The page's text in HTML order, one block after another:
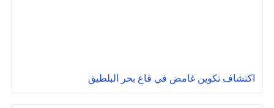
اكتشاف تكوين غامض في قاع بحر البلطيق